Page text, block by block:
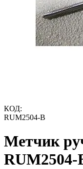
КОД:
RUM2504-B
Метчик
RUM2504-